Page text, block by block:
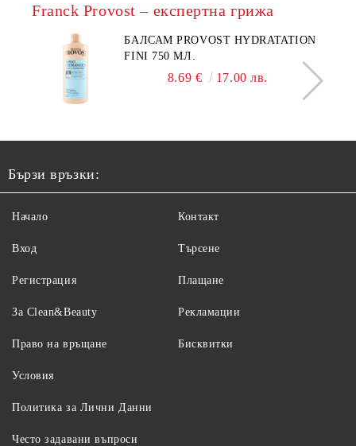
Franck Provost – експертна грижа
БАЛСАМ PROVOST HYDRATATION
FINI 750 МЛ.
8.69 € 17.00 лв.
Бързи връзки:
Начало
Вход
Регистрация
За Clean&Beauty
Контакт
Търсене
Плащане
Рекламации
Право на връщане
Условия
Политика за Лични Данни
Често задавани въпроси
Бисквитки